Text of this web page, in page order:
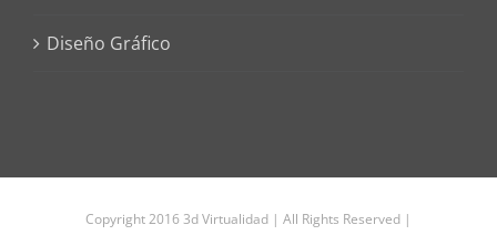
Diseño Gráfico
Copyright 2016 3d Virtualidad | All Rights Reserved |